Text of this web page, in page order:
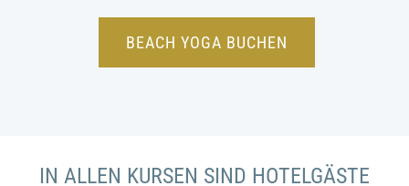
BEACH YOGA BUCHEN
IN ALLEN KURSEN SIND HOTELGÄSTE